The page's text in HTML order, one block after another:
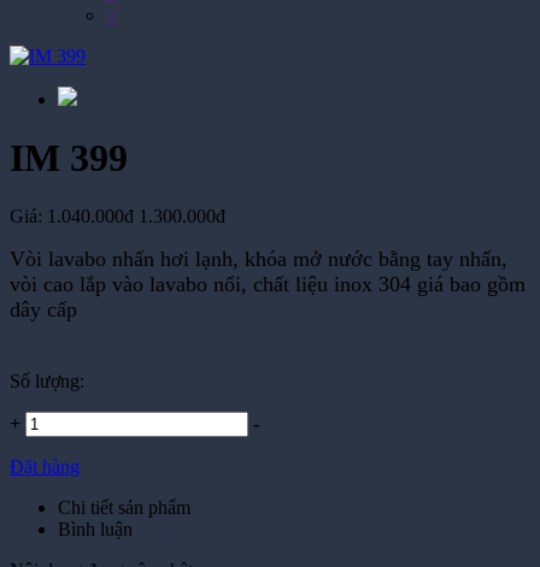
Vòi lavabo nhấn hơi lạnh, khóa mở nước bằng tay nhấn,
vòi cao lắp vào lavabo nổi, chất liệu inox 304 giá bao gồm
dây cấp
+
Đặt hàng
Chi tiết sản phẩm
Bình luận
Nội dung đang cập nhật